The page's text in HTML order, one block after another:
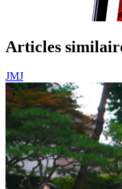
Articles
JMJ